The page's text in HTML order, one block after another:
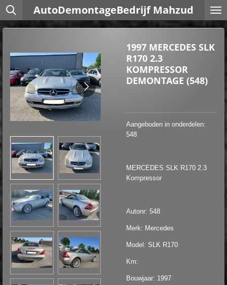
Ga
direct
naar
AutoDemontageBedrijf Mahzud
1997 MERCEDES SLK
R170 2.3
KOMPRESSOR
DEMONTAGE (548)
Aangeboden in onderdelen:
548
MERCEDES SLK R170 2.3
Kompressor
Autonr: 548
Merk: Mercedes
Model: SLK R170
Km:
Bouwjaar: 1997